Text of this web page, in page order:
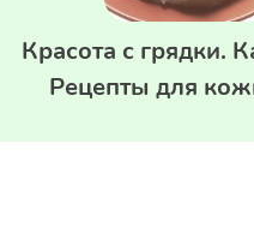
Красота с грядки.
Рецепты для